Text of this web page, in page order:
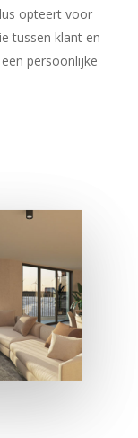
opteert voor
tussen klant en
persoonlijke